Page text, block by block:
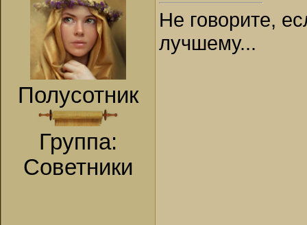
Полусотник
Группа:
Советники
Не говорите,
лучшему...